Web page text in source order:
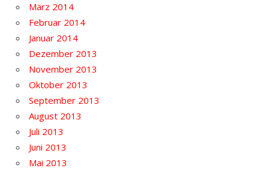
März 2014
Februar 2014
Januar 2014
Dezember 2013
November 2013
Oktober 2013
September 2013
August 2013
Juli 2013
Juni 2013
Mai 2013